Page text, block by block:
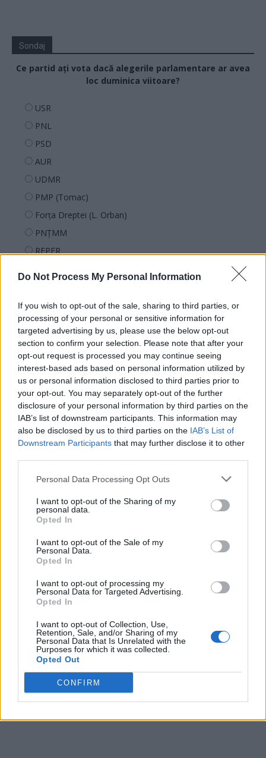
Do Not Process My Personal Information
If you wish to opt-out of the sale, sharing to third parties, or
processing of your personal or sensitive information for
targeted advertising by us, please use the below opt-out
section to confirm your selection. Please note that after your
opt-out request is processed you may continue seeing
interest-based ads based on personal information utilized by
us or personal information disclosed to third parties prior to
your opt-out. You may separately opt-out of the further
disclosure of your personal information by third parties on the
IAB’s list of downstream participants. This information may
also be disclosed by us to third parties on the IAB’s List of
Downstream Participants that may further disclose it to other
Personal Data Processing Opt Outs
I want to opt-out of the Sharing of my
personal data.
Opted In
I want to opt-out of the Sale of my
Personal Data.
Opted In
I want to opt-out of processing my
Personal Data for Targeted Advertising.
Opted In
I want to opt-out of Collection, Use,
Retention, Sale, and/or Sharing of my
Personal Data that Is Unrelated with the
Purposes for which it was collected.
Opted Out
CONFIRM
Sondaj
Ce partid ați vota dacă alegerile parlamentare ar avea
loc duminica viitoare?
USR
PNL
PSD
AUR
UDMR
PMP (Tomac)
Forța Dreptei (L. Orban)
PNȚMM
REPER
POT (Gavrilă)
PACE (Peia)
Acțiunea Conservatoare (Târziu)
PDF (Lazarus)
PUSL (D. Voiculescu)
PNȚCD (Pavelescu)
PNCR (Terheș)
Partidul Patrioților (Surugiu)
FAR (Coarnă)
România pe Primul Loc (Ponta)
Altul
Arhiva sondajelor
ad